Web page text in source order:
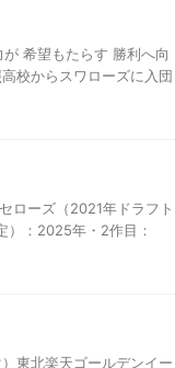
希望もたらす 勝利へ向
校からスワローズに入団
ローズ（2021年ドラフト
）：2025年・2作目：
東北楽天ゴールデンイー